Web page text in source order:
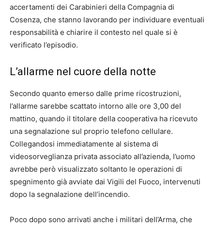
accertamenti dei Carabinieri della Compagnia di
Cosenza, che stanno lavorando per individuare eventuali
responsabilità e chiarire il contesto nel quale si è
verificato l’episodio.
L’allarme nel cuore della notte
Secondo quanto emerso dalle prime ricostruzioni,
l’allarme sarebbe scattato intorno alle ore 3,00 del
mattino, quando il titolare della cooperativa ha ricevuto
una segnalazione sul proprio telefono cellulare.
Collegandosi immediatamente al sistema di
videosorveglianza privata associato all’azienda, l’uomo
avrebbe però visualizzato soltanto le operazioni di
spegnimento già avviate dai Vigili del Fuoco, intervenuti
dopo la segnalazione dell’incendio.
Poco dopo sono arrivati anche i militari dell’Arma, che